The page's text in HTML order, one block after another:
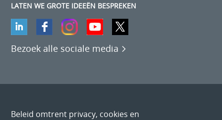
LATEN WE GROTE IDEEËN BESPREKEN
Bezoek alle sociale media
Beleid omtrent privacy, cookies en